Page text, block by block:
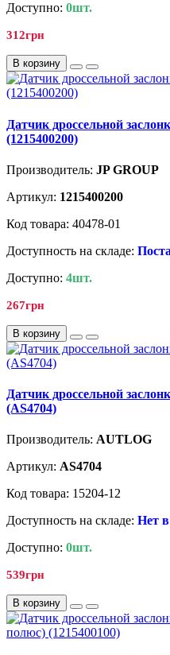
Доступно: 0шт.
312грн
В корзину
Датчик дроссельной
(1215400200)
Производитель: JP GROUP
Артикул: 1215400200
Код товара: 40478-01
Доступность на складе:
Доступно: 4шт.
267грн
В корзину
Датчик дроссельной
(AS4704)
Производитель: AUTLOG
Артикул: AS4704
Код товара: 15204-12
Доступность на складе: Нет
Доступно: 0шт.
539грн
В корзину